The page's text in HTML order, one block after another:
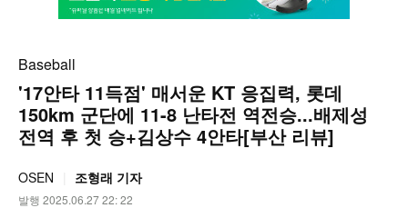
Baseball
'17안타 11득점' 매서운 KT 응집력, 롯데
150km 군단에 11-8 난타전 역전승...배제성
전역 후 첫 승+김상수 4안타[부산 리뷰]
OSEN 조형래 기자
발행 2025.06.27 22: 22